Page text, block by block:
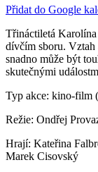
Přidat do Google
Třináctiletá
dívčím sboru. Vztah
snadno může být
skutečnými
Typ akce: kino-film
Režie: Ondřej
Hrají: Kateřina
Marek Cisovský